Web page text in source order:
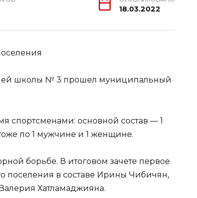
18.03.2022
школы № 3 прошел муниципальный
спортсменами: основной состав — 1
по 1 мужчине и 1 женщине.
борьбе. В итоговом зачете первое
поселения в составе Ирины Чибичян,
Хатламаджияна.